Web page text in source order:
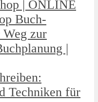
| ONLINE
Buch-
zur
|
Techniken für